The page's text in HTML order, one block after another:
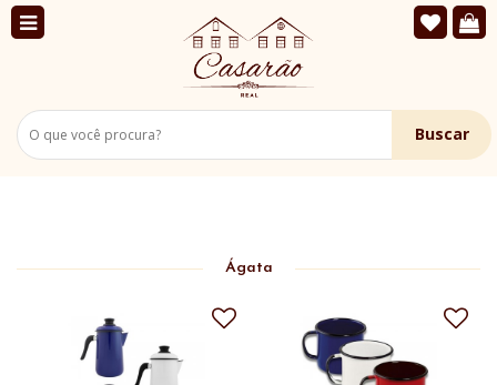
Buscar
Ágata